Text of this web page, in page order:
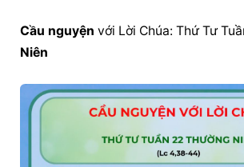
Cầu nguyện với Lời Chúa: Thứ Tư
Niên